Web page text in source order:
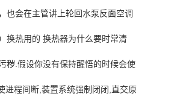
也会在主管讲上轮回水泵反面空调
换热用的 换热器为什么要时常清
秽.假设你没有保持醒悟的时候会使
进程间断,装置系统强制闭闭,直交原